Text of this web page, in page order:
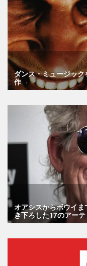
ダンス・ミュージッ
作
オアシスからボウイ
き下ろした17のアー